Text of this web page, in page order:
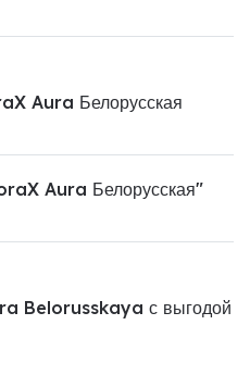
Aura Белорусская
Aura Белорусская"
Belorusskaya с выгодой